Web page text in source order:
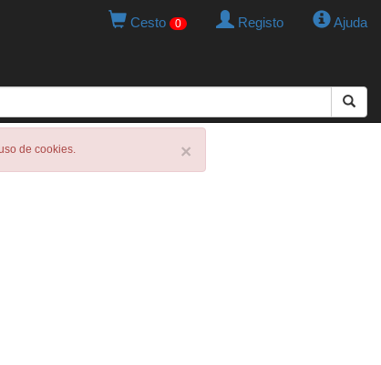
Cesto 0 Registo Ajuda
×
de cookies.